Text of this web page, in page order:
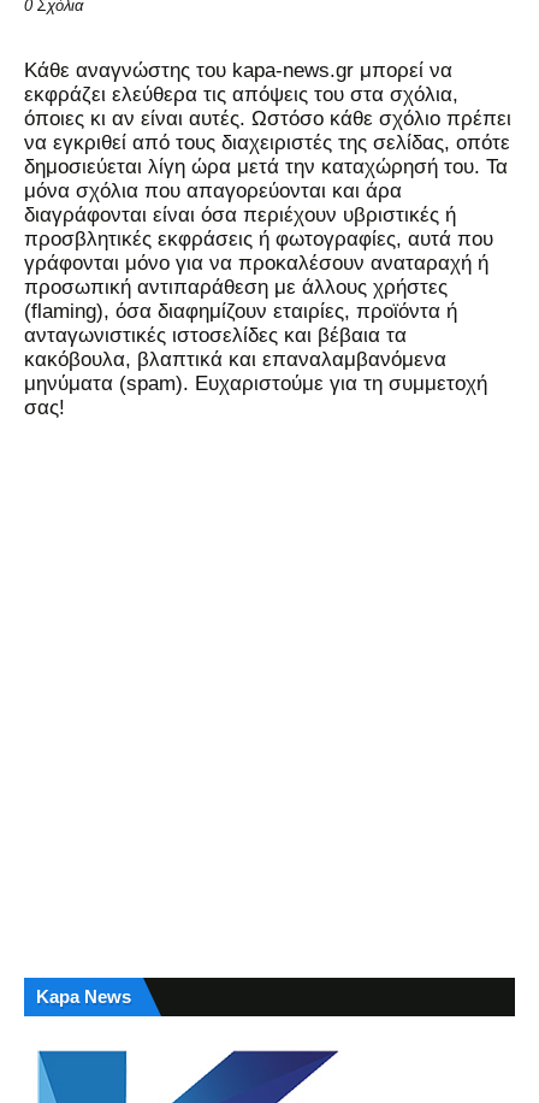
0 Σχόλια
Kάθε αναγνώστης του kapa-news.gr μπορεί να
εκφράζει ελεύθερα τις απόψεις του στα σχόλια,
όποιες κι αν είναι αυτές. Ωστόσο κάθε σχόλιο πρέπει
να εγκριθεί από τους διαχειριστές της σελίδας, οπότε
δημοσιεύεται λίγη ώρα μετά την καταχώρησή του. Τα
μόνα σχόλια που απαγορεύονται και άρα
διαγράφονται είναι όσα περιέχουν υβριστικές ή
προσβλητικές εκφράσεις ή φωτογραφίες, αυτά που
γράφονται μόνο για να προκαλέσουν αναταραχή ή
προσωπική αντιπαράθεση με άλλους χρήστες
(flaming), όσα διαφημίζουν εταιρίες, προϊόντα ή
ανταγωνιστικές ιστοσελίδες και βέβαια τα
κακόβουλα, βλαπτικά και επαναλαμβανόμενα
μηνύματα (spam). Ευχαριστούμε για τη συμμετοχή
σας!
Kapa News